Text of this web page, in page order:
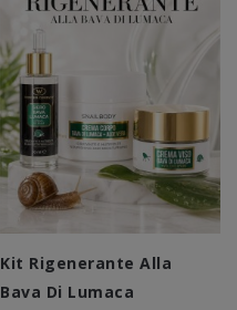
Kit Rigenerante Alla
Bava Di Lumaca